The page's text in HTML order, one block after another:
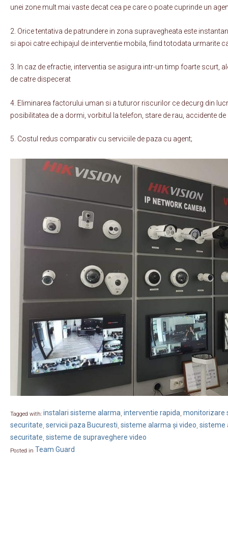
unei zone mult mai vaste decat cea pe care o poate cuprinde un
2. Orice tentativa de patrundere in zona supravegheata este
si apoi catre echipajul de interventie mobila, fiind totodata urmarite
3. In caz de efractie, interventia se asigura intr-un timp foarte scurt,
de catre dispecerat
4. Eliminarea factorului uman si a tuturor riscurilor ce decurg din
posibilitatea de a dormi, vorbitul la telefon, stare de rau, accidente
5. Costul redus comparativ cu serviciile de paza cu agent;
Tagged with: instalari sisteme alarma interventie rapida monitorizare
securitate servicii paza Bucuresti sisteme alarma și video sisteme
securitate sisteme de supraveghere video
Posted in Team Guard